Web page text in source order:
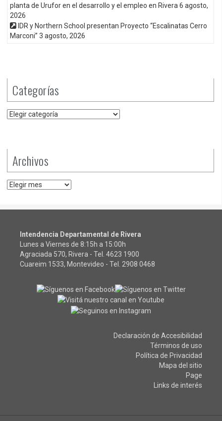
planta de Urufor en el desarrollo y el empleo en Rivera 6 agosto,
2026
IDR y Northern School presentan Proyecto “Escalinatas Cerro
Marconi” 3 agosto, 2026
Categorías
Categorías
Archivos
Archivos
Intendencia Departamental de Rivera
Lunes a Viernes de 8:15h a 15:00h
Agraciada 570, Rivera - Tel. 4623 1900
Cuareim 1533, Montevideo - Tel. 2908 0468
Declaración de Accesibilidad
Términos de uso
Política de Privacidad
Mapa del sitio
Page
Links de interés